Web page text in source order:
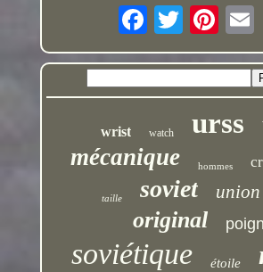
wrist watch urss
mécanique hommes
taille soviet union
original
soviétique étoile